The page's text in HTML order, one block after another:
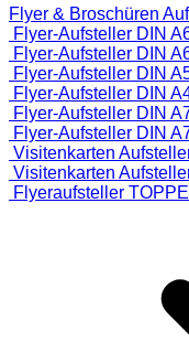
Flyer & Broschüren
Flyer-Aufsteller DIN
Flyer-Aufsteller DIN
Flyer-Aufsteller DIN
Flyer-Aufsteller DIN
Flyer-Aufsteller DIN
Flyer-Aufsteller DIN
Visitenkarten
Visitenkarten
Flyeraufsteller